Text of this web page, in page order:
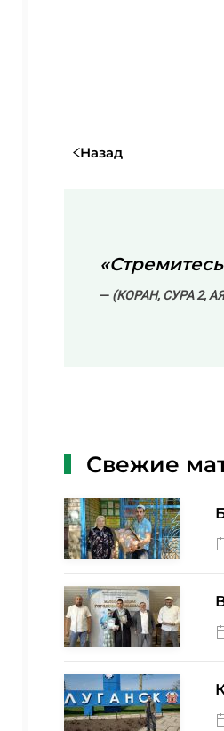
Назад
(КОРАН, СУРА 2,
Свежие